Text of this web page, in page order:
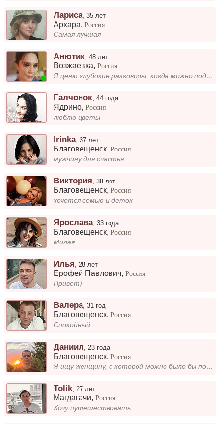
Лариса,35 лет
Архара,Россия
Самая лучшая
Анютик ,48 лет
Возжаевка,Россия
Я ценю глубокие разговоры, когда можно поделиться мыслями, обсудить книгу или фильм. Мне близко общение, где чувствуется...
Галчонок,44 года
Ядрино,Россия
люблю цветы
Irinka,37 лет
Благовещенск,Россия
мужчину для счастья
Виктория ,38 лет
Благовещенск,Россия
хочется семью и деток
Ярослава,33 года
Благовещенск,Россия
Милая
Илья 28 лет
Ерофей Павлович,Россия
Привет)
Валера,31 год
Благовещенск,Россия
Спокойный
Даниил 23 года
Благовещенск,Россия
Я ищу женщину, с которой можно было бы поделиться мыслями, поддержать друг друга и проводить время, не задумываясь о буд...
Tolik 27 лет
Магдагачи,Россия
Хочу путешествовать